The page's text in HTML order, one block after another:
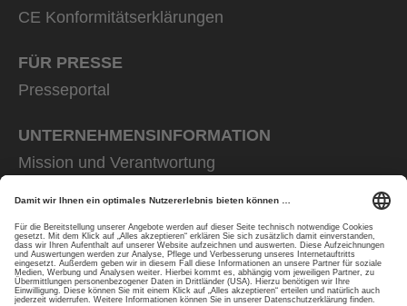
CE Konformitätserklärungen
FÜR PRESSE
Presseportal
UNTERNEHMENS­INFORMATION
Mission und Verantwortung
Rainer Winter Stiftung
Karriere